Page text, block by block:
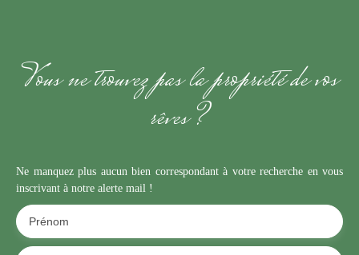
Vous ne trouvez pas la propriété de vos
rêves ?
Ne manquez plus aucun bien correspondant à votre recherche en vous
inscrivant à notre alerte mail !
Prénom